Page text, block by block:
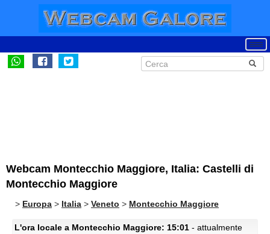
Webcam Montecchio Maggiore, Italia: Castelli di
Montecchio Maggiore
> Europa > Italia > Veneto > Montecchio Maggiore
L'ora locale a Montecchio Maggiore: 15:01 - attualmente